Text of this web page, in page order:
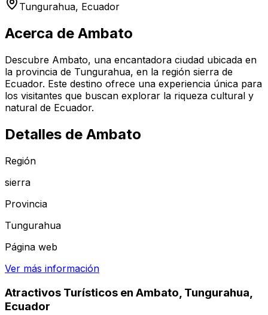
Tungurahua, Ecuador
Acerca de Ambato
Descubre Ambato, una encantadora ciudad ubicada en
la provincia de Tungurahua, en la región sierra de
Ecuador. Este destino ofrece una experiencia única para
los visitantes que buscan explorar la riqueza cultural y
natural de Ecuador.
Detalles de Ambato
Región
sierra
Provincia
Tungurahua
Página web
Ver más información
Atractivos Turísticos en Ambato, Tungurahua,
Ecuador